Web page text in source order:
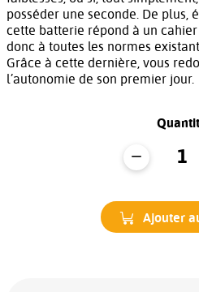
posséder une seconde. De plus,
cette batterie répond à un
donc à toutes les normes
Grâce à cette dernière, vous
l’autonomie de son premier jour.
Ajouter